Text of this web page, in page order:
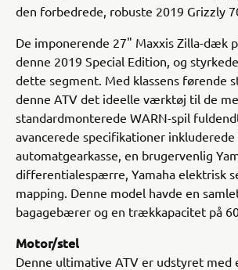
den forbedrede, robuste 2019 Grizzly
De imponerende 27" Maxxis Zilla-dæk
denne 2019 Special Edition, og
dette segment. Med klassens førende
denne ATV det ideelle værktøj til de
standardmonterede WARN-spil
avancerede specifikationer
automatgearkasse, en brugervenlig
differentialespærre, Yamaha elektrisk
mapping. Denne model havde en
bagagebærer og en trækkapacitet på
Motor/stel
Denne ultimative ATV er udstyret